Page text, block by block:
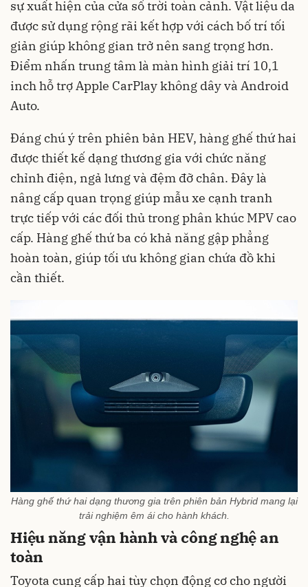
sự xuất hiện của cửa sổ trời toàn cảnh. Vật liệu da
được sử dụng rộng rãi kết hợp với cách bố trí tối
giản giúp không gian trở nên sang trọng hơn.
Điểm nhấn trung tâm là màn hình giải trí 10,1
inch hỗ trợ Apple CarPlay không dây và Android
Auto.
Đáng chú ý trên phiên bản HEV, hàng ghế thứ hai
được thiết kế dạng thương gia với chức năng
chỉnh điện, ngả lưng và đệm đỡ chân. Đây là
nâng cấp quan trọng giúp mẫu xe cạnh tranh
trực tiếp với các đối thủ trong phân khúc MPV cao
cấp. Hàng ghế thứ ba có khả năng gập phẳng
hoàn toàn, giúp tối ưu không gian chứa đồ khi
cần thiết.
Hàng ghế thứ hai dạng thương gia trên phiên bản Hybrid mang lại
trải nghiệm êm ái cho hành khách.
Hiệu năng vận hành và công nghệ an
toàn
Toyota cung cấp hai tùy chọn động cơ cho người